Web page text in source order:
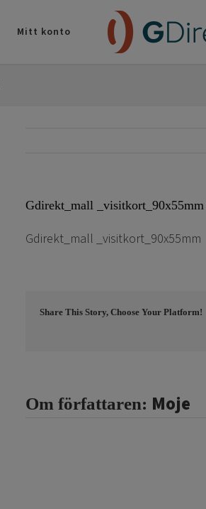
Mitt konto
Gdirekt_mall _visitkort_90x55mm
Gdirekt_mall _visitkort_90x55mm
Share This Story, Choose Your Platform!
Om författaren: Moje